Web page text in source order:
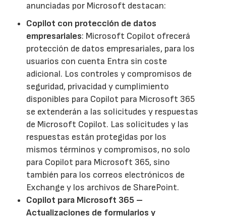
anunciadas por Microsoft destacan:
Copilot con protección de datos
empresariales: Microsoft Copilot ofrecerá
protección de datos empresariales, para los
usuarios con cuenta Entra sin coste
adicional. Los controles y compromisos de
seguridad, privacidad y cumplimiento
disponibles para Copilot para Microsoft 365
se extenderán a las solicitudes y respuestas
de Microsoft Copilot. Las solicitudes y las
respuestas están protegidas por los
mismos términos y compromisos, no solo
para Copilot para Microsoft 365, sino
también para los correos electrónicos de
Exchange y los archivos de SharePoint.
Copilot para Microsoft 365 –
Actualizaciones de formularios y